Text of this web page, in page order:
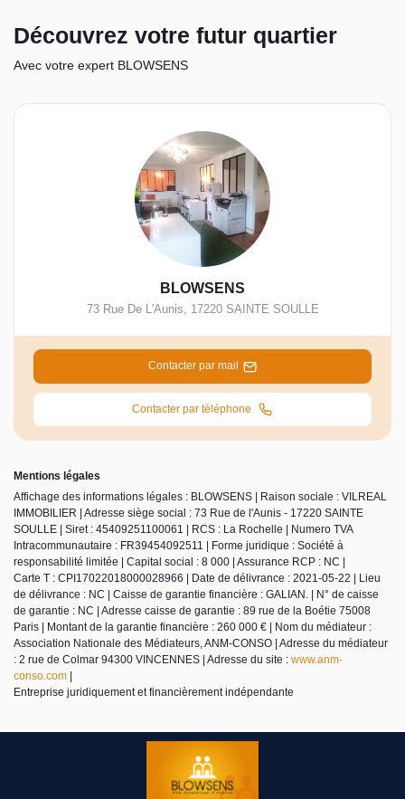
Découvrez votre futur quartier
Avec votre expert BLOWSENS
BLOWSENS
73 Rue De L'Aunis, 17220 SAINTE SOULLE
Contacter par mail
Contacter par téléphone
Mentions légales
Affichage des informations légales : BLOWSENS | Raison sociale : VILREAL
IMMOBILIER | Adresse siège social : 73 Rue de l'Aunis - 17220 SAINTE
SOULLE | Siret : 45409251100061 | RCS : La Rochelle | Numero TVA
Intracommunautaire : FR39454092511 | Forme juridique : Société à
responsabilité limitée | Capital social : 8 000 | Assurance RCP : NC |
Carte T : CPI17022018000028966 | Date de délivrance : 2021-05-22 | Lieu
de délivrance : NC | Caisse de garantie financière : GALIAN. | N° de caisse
de garantie : NC | Adresse caisse de garantie : 89 rue de la Boétie 75008
Paris | Montant de la garantie financière : 260 000 € | Nom du médiateur :
Association Nationale des Médiateurs, ANM-CONSO | Adresse du médiateur
: 2 rue de Colmar 94300 VINCENNES | Adresse du site : www.anm-
conso.com
Entreprise juridiquement et financièrement indépendante